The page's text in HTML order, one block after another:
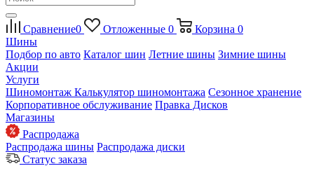
Сравнение0 Отложенные 0 Корзина 0
Шины
Подбор по авто Каталог шин Летние шины Зимние шины
Акции
Услуги
Шиномонтаж Калькулятор шиномонтажа Сезонное хранение
Корпоративное обслуживание Правка Дисков
Магазины
Распродажа
Распродажа шины Распродажа диски
Статус заказа